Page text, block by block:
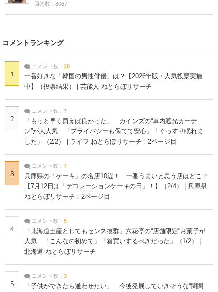
回答数：8067
コメントランキング
1
コメント数： 20
一番好きな「韓国の男性俳優」は？【2026年版・人気投票実施
中】（投票結果） | 芸能人 ねとらぼリサーチ
2
コメント数： 7
「もっと早く買えば良かった」 カインズの“車内遮光カーテ
ン”が大人気 「プライバシーも保てて安心」「ぐっすり眠れま
した」（2/2） | ライフ ねとらぼリサーチ：2ページ目
3
コメント数： 7
兵庫県の「ケーキ」の名店10選！ 一番うまいと思う店はどこ？
【7月12日は「デコレーションケーキの日」！】（2/4） | 兵庫県
ねとらぼリサーチ：2ページ目
4
コメント数： 5
「北海道土産としてもセンス抜群」六花亭の“店舗限定”お菓子が
人気 「こんなの初めて」「箱買いするべきだった」（1/2） |
北海道 ねとらぼリサーチ
5
コメント数： 3
「子供ができたら通わせたい」 今後発展していきそうな“関関